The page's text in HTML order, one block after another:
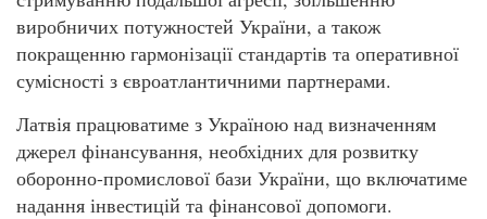
виробничих потужностей України, а також
покращенню гармонізації стандартів та оперативної
сумісності з євроатлантичними партнерами.
Латвія працюватиме з Україною над визначенням
джерел фінансування, необхідних для розвитку
оборонно-промислової бази України, що включатиме
надання інвестицій та фінансової допомоги.